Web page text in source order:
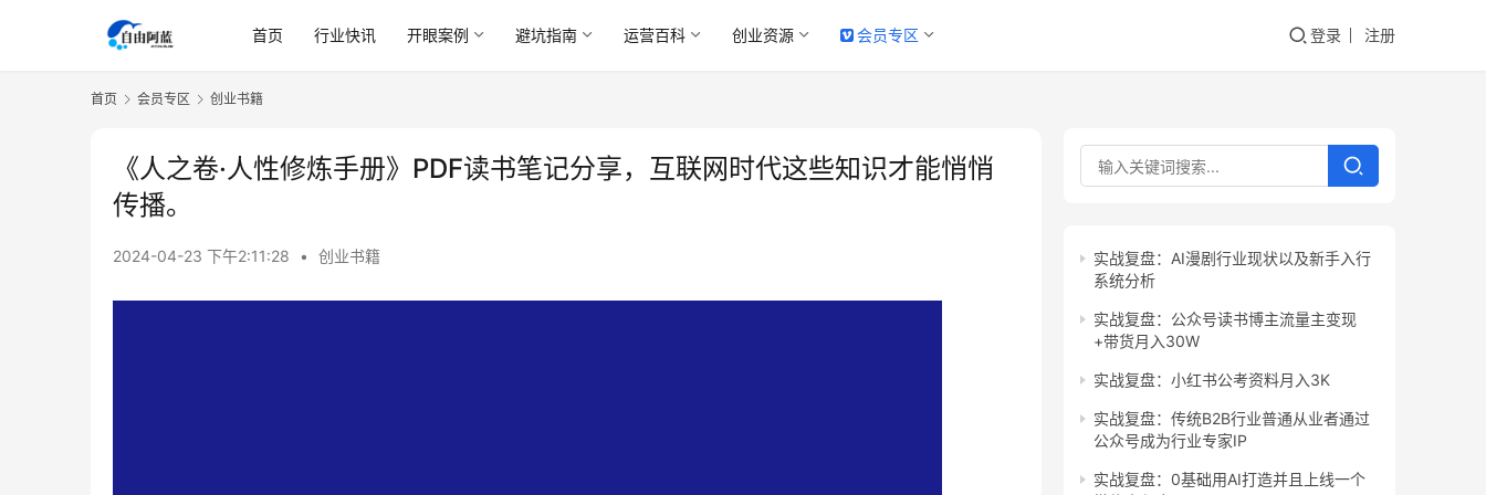
首页 行业快讯 开眼案例 避坑指南 运营百科 创业资源 会员专区 登录 注册
首页 会员专区 创业书籍
《人之卷·人性修炼手册》PDF读书笔记分享，互联网时代这些知识才能悄悄
传播。
2024-04-23 下午2:11:28 • 创业书籍
实战复盘：AI漫剧行业现状以及新手入行
系统分析
实战复盘：公众号读书博主流量主变现
+带货月入30W
实战复盘：小红书公考资料月入3K
实战复盘：传统B2B行业普通从业者通过
公众号成为行业专家IP
实战复盘：0基础用AI打造并且上线一个